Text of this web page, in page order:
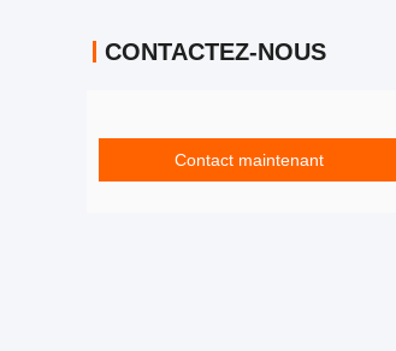
CONTACTEZ-NOUS
Contact maintenant